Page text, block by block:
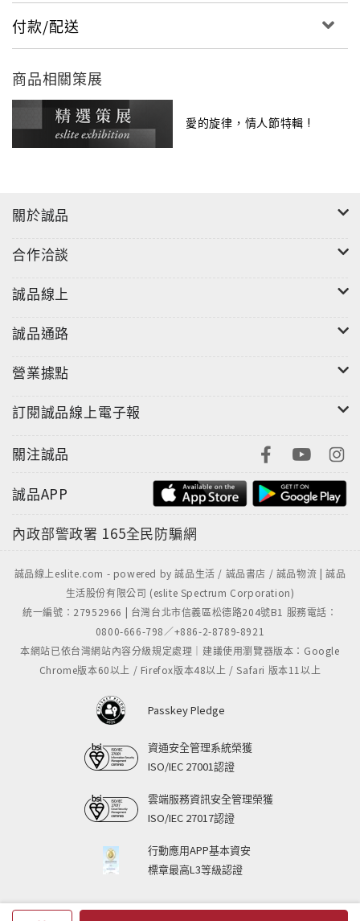
"
付款/配送
商品相關策展
愛的旋律，情人節特輯 !
關於誠品
合作洽談
誠品線上
誠品通路
營業據點
訂閱誠品線上電子報
關注誠品
誠品APP
內政部警政署 165全民防騙網
誠品線上eslite.com - powered by 誠品生活 / 誠品書店 / 誠品物流 | 誠品
生活股份有限公司 (eslite Spectrum Corporation)
統一編號：27952966 | 台灣台北市信義區松德路204號B1 服務電話：
0800-666-798／+886-2-8789-8921
本網站已依台灣網站內容分級規定處理｜建議使用瀏覽器版本：Google
Chrome版本60以上 / Firefox版本48以上 / Safari 版本11以上
Passkey Pledge
資通安全管理系統榮獲
ISO/IEC 27001認證
雲端服務資訊安全管理榮獲
ISO/IEC 27017認證
行動應用APP基本資安
標章最高L3等級認證